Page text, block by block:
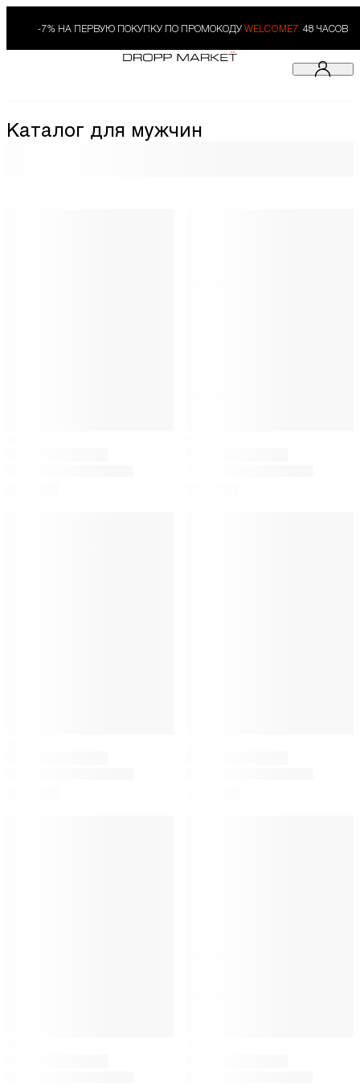
-7% НА ПЕРВУЮ ПОКУПКУ ПО ПРОМОКОДУ WELCOME7. 48 ЧАСОВ
Каталог для мужчин